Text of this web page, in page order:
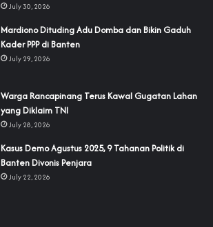
July 30, 2026
‎Mardiono Dituding Adu Domba dan Bikin Gaduh
Kader PPP di Banten
July 29, 2026
‎Warga Rancapinang Terus Kawal Gugatan Lahan
yang Diklaim TNI‎‎
July 28, 2026
‎Kasus Demo Agustus 2025, 9 Tahanan Politik di
Banten Divonis Penjara
July 22, 2026